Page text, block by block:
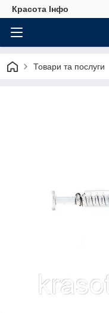
Красота Інфо
Товари та послуги